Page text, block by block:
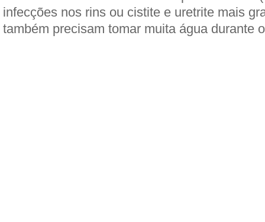
infecções nos rins ou cistite e uretrite mais
também precisam tomar muita água durante